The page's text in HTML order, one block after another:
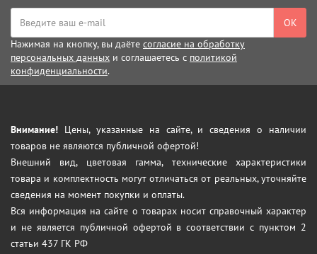
ОК
Нажимая на кнопку, вы даёте согласие на обработку
персональных данных и соглашаетесь с политикой
конфиденциальности.
Внимание! Цены, указанные на сайте, и сведения о наличии
товаров не являются публичной офертой!
Внешний вид, цветовая гамма, технические характеристики
товара и комплектность могут отличаться от реальных, уточняйте
сведения на момент покупки и оплаты.
Вся информация на сайте о товарах носит справочный характер
и не является публичной офертой в соответствии с пунктом 2
статьи 437 ГК РФ